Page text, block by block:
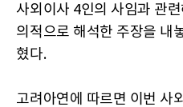
사외이사 4인의 사임과 관
의적으로 해석한 주장을 내
혔다.
고려아연에 따르면 이번 사